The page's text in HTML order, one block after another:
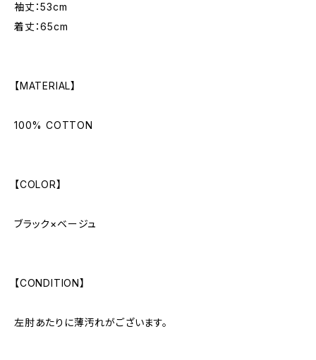
袖丈：53cm
着丈：65cm
【MATERIAL】
100% COTTON
【COLOR】
ブラック×ベージュ
【CONDITION】
左肘あたりに薄汚れがございます。